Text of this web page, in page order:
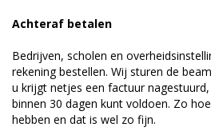
Achteraf betalen
Bedrijven, scholen en
rekening bestellen. Wij sturen de
u krijgt netjes een factuur
binnen 30 dagen kunt voldoen. Zo
hebben en dat is wel zo fijn.